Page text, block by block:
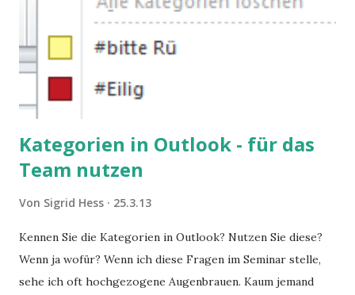
Kategorien in Outlook - für das
Team nutzen
Von Sigrid Hess 25.3.13
Kennen Sie die Kategorien in Outlook? Nutzen Sie diese?
Wenn ja wofür? Wenn ich diese Fragen im Seminar stelle,
sehe ich oft hochgezogene Augenbrauen. Kaum jemand